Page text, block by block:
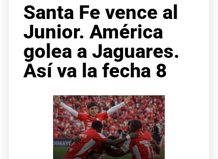
Santa Fe vence al
Junior. América
golea a Jaguares.
Así va la fecha 8